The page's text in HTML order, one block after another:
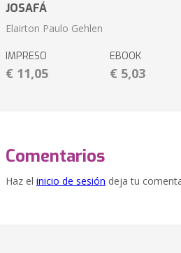
JOSAFÁ
Elairton Paulo Gehlen
IMPRESO
€ 11,05
EBOOK
€ 5,03
Comentarios
Haz el inicio de sesión deja tu